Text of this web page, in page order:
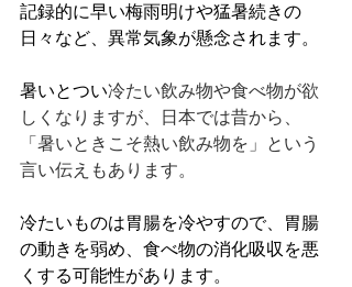
記録的に早い梅雨明けや猛暑続きの
日々など、異常気象が懸念されます。
暑いとつい冷たい飲み物や食べ物が欲
しくなりますが、日本では昔から、
「暑いときこそ熱い飲み物を」という
言い伝えもあります。
冷たいものは胃腸を冷やすので、胃腸
の動きを弱め、食べ物の消化吸収を悪
くする可能性があります。